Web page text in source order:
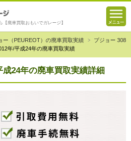
廃車買取おもいでガレージ】
ー（PEUREOT）の廃車買取実績
プジョー 308
年/平成24年の廃車買取実績
24年の廃車買取実績詳細